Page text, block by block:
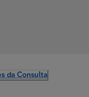
da Consulta